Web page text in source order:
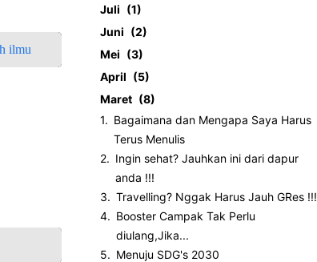
ilmu
Juli
1
Juni
2
Mei
3
April
5
Maret
8
Bagaimana dan Mengapa Saya Harus
Terus Menulis
Ingin sehat? Jauhkan ini dari dapur
anda !!!
Travelling? Nggak Harus Jauh GRes !!!
Booster Campak Tak Perlu
diulang,Jika...
Menuju SDG's 2030